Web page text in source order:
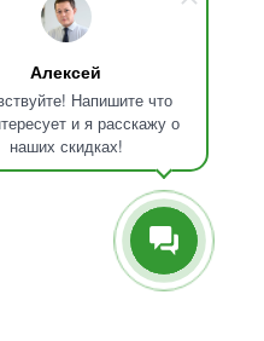
Алексей
Напишите что
и я расскажу о
наших скидках!